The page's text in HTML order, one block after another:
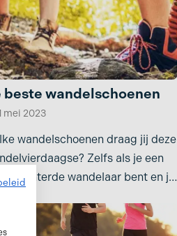
beste wandelschoenen
mei 2023
wandelschoenen draag jij deze
Zelfs als je een
wandelaar bent en je